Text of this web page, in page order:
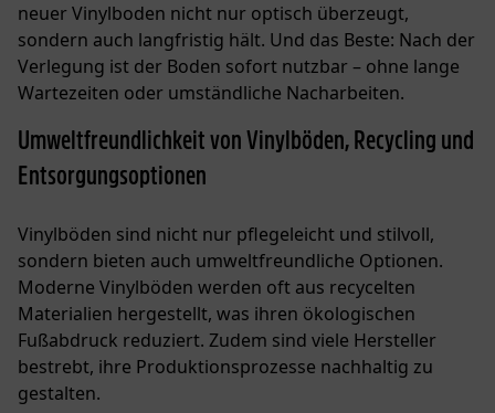
neuer Vinylboden nicht nur optisch überzeugt,
sondern auch langfristig hält. Und das Beste: Nach der
Verlegung ist der Boden sofort nutzbar – ohne lange
Wartezeiten oder umständliche Nacharbeiten.
Umweltfreundlichkeit von Vinylböden, Recycling und
Entsorgungsoptionen
Vinylböden sind nicht nur pflegeleicht und stilvoll,
sondern bieten auch umweltfreundliche Optionen.
Moderne Vinylböden werden oft aus recycelten
Materialien hergestellt, was ihren ökologischen
Fußabdruck reduziert. Zudem sind viele Hersteller
bestrebt, ihre Produktionsprozesse nachhaltig zu
gestalten.